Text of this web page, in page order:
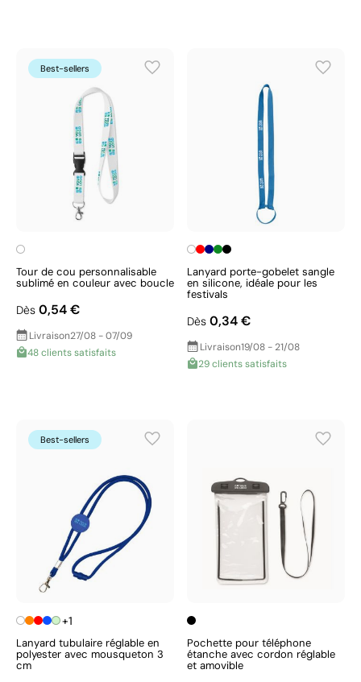
Best-sellers
Tour de cou personnalisable
sublimé en couleur avec boucle
Dès 0,54 €
Livraison27/08 - 07/09
48 clients satisfaits
Lanyard porte-gobelet sangle
en silicone, idéale pour les
festivals
Dès 0,34 €
Livraison19/08 - 21/08
29 clients satisfaits
Best-sellers
+1
Lanyard tubulaire réglable en
polyester avec mousqueton 3
cm
Pochette pour téléphone
étanche avec cordon réglable
et amovible